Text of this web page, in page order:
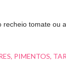
recheio tomate ou
PIMENTOS